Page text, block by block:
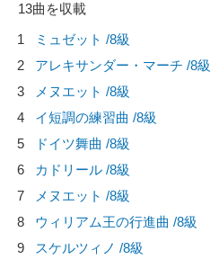
13曲を収載
1
ミュゼット /8級
2
アレキサンダー・マーチ /8級
3
メヌエット /8級
4
イ短調の練習曲 /8級
5
ドイツ舞曲 /8級
6
カドリール /8級
7
メヌエット /8級
8
ウィリアム王の行進曲 /8級
9
スケルツィノ /8級